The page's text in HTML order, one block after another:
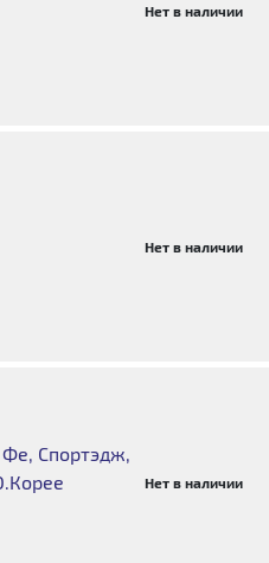
Нет в наличии
Нет в наличии
Спортэдж,
Нет в наличии